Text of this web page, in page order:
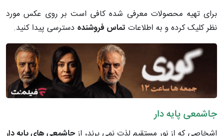
برای تهیه محصولات معرفی شده کافی است بر روی عکس مورد
نظر کلیک کرده و به اطلاعات تماس فروشنده دسترسی پیدا کنید.
جاشمعی پایه دار